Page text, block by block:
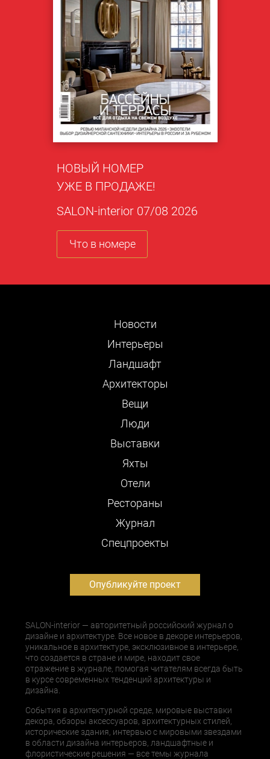
НОВЫЙ НОМЕР
УЖЕ В ПРОДАЖЕ!
SALON-interior 07/08 2026
Что в номере
Новости
Интерьеры
Ландшафт
Архитекторы
Вещи
Люди
Выставки
Яхты
Отели
Рестораны
Журнал
Cпецпроекты
Опубликуйте проект
SALON-interior — авторитетный российский журнал о
дизайне и архитектуре. Все новое в декоре интерьеров,
уникальное в архитектуре, эксклюзивное в интерьере,
что создается в стране и мире, находит свое
отражение в журнале, помогая читателям всегда быть
в курсе современных тенденций архитектуры и
дизайна.
События в архитектурной среде, мировые выставки
декора, обзоры аксессуаров, архитектурных стилей,
исторические здания, интервью с мировыми звездами
в области дизайна интерьеров, ландшафтные и
флористические решения — все темы журнала